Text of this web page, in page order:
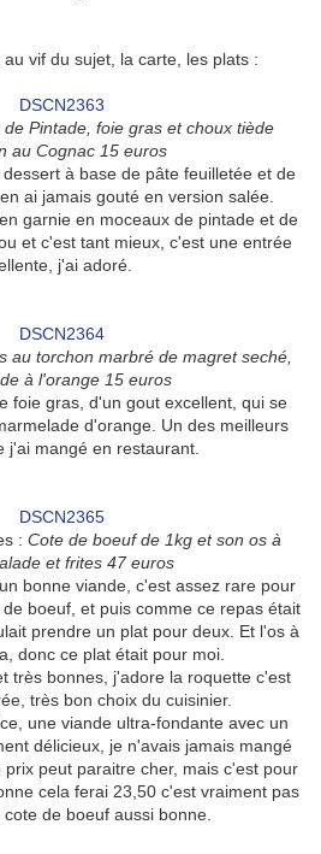
vif du sujet, la carte, les plats :
de Pintade, foie gras et choux tiède
au Cognac 15 euros
à base de pâte feuilletée et de
ai jamais gouté en version salée.
garnie en moceaux de pintade et de
et c'est tant mieux, c'est une entrée
j'ai adoré.
au torchon marbré de magret seché,
à l'orange 15 euros
foie gras, d'un gout excellent, qui se
d'orange. Un des meilleurs
j'ai mangé en restaurant.
: Cote de boeuf de 1kg et son os à
et frites 47 euros
bonne viande, c'est assez rare pour
boeuf, et puis comme ce repas était
prendre un plat pour deux. Et l'os à
donc ce plat était pour moi.
très bonnes, j'adore la roquette c'est
très bon choix du cuisinier.
une viande ultra-fondante avec un
délicieux, je n'avais jamais mangé
peut paraitre cher, mais c'est pour
cela ferai 23,50 c'est vraiment pas
de boeuf aussi bonne.